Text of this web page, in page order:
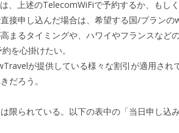
、上述のTelecomWiFiで予約するか、もし
接申し込んだ場合は、希望する国/プランの
まるタイミングや、ハワイやフランスなど
を心掛けたい。
が提供している様々な割引が適用さ
だろう。
限られている。以下の表中の「当日申し込